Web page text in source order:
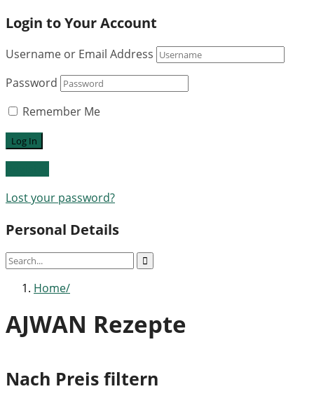
Login to Your Account
Username or Email Address
Password
Remember Me
Lost your password?
Personal Details
Home
AJWAN Rezepte
Nach Preis filtern